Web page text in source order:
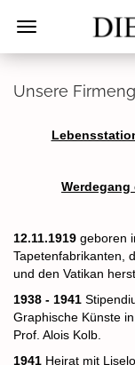
Unsere
Werdegang
12.11.1919 geboren
Tapetenfabrikanten,
und den Vatikan
1938 - 1941
Graphische Künste
Prof. Alois Kolb.
1941 Heirat mit